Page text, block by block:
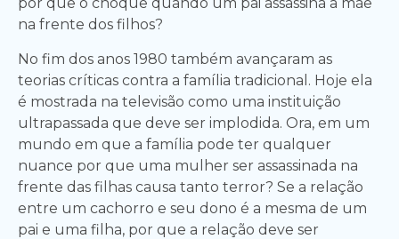
por que o choque quando um pai assassina a mãe
na frente dos filhos?
No fim dos anos 1980 também avançaram as
teorias críticas contra a família tradicional. Hoje ela
é mostrada na televisão como uma instituição
ultrapassada que deve ser implodida. Ora, em um
mundo em que a família pode ter qualquer
nuance por que uma mulher ser assassinada na
frente das filhas causa tanto terror? Se a relação
entre um cachorro e seu dono é a mesma de um
pai e uma filha, por que a relação deve ser